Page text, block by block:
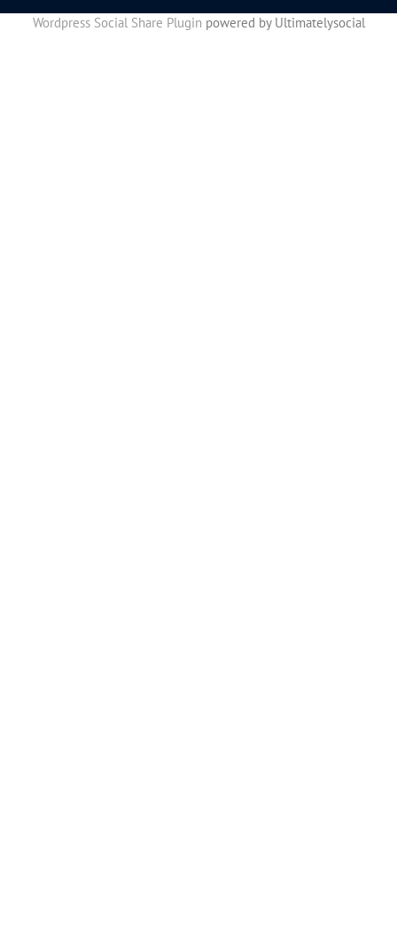
Wordpress Social Share Plugin powered by Ultimatelysocial